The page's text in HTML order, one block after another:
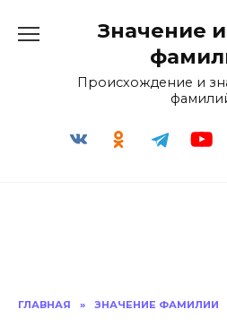
Значение
Происхождение и
ГЛАВНАЯ » ЗНАЧЕНИЕ ФАМИЛИИ